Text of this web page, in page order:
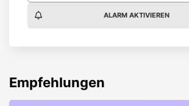
ALARM AKTIVIEREN
Empfehlungen